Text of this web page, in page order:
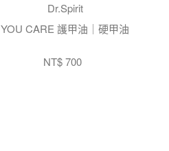
Dr.Spirit
YOU CARE 護甲油｜硬甲油
NT$ 700